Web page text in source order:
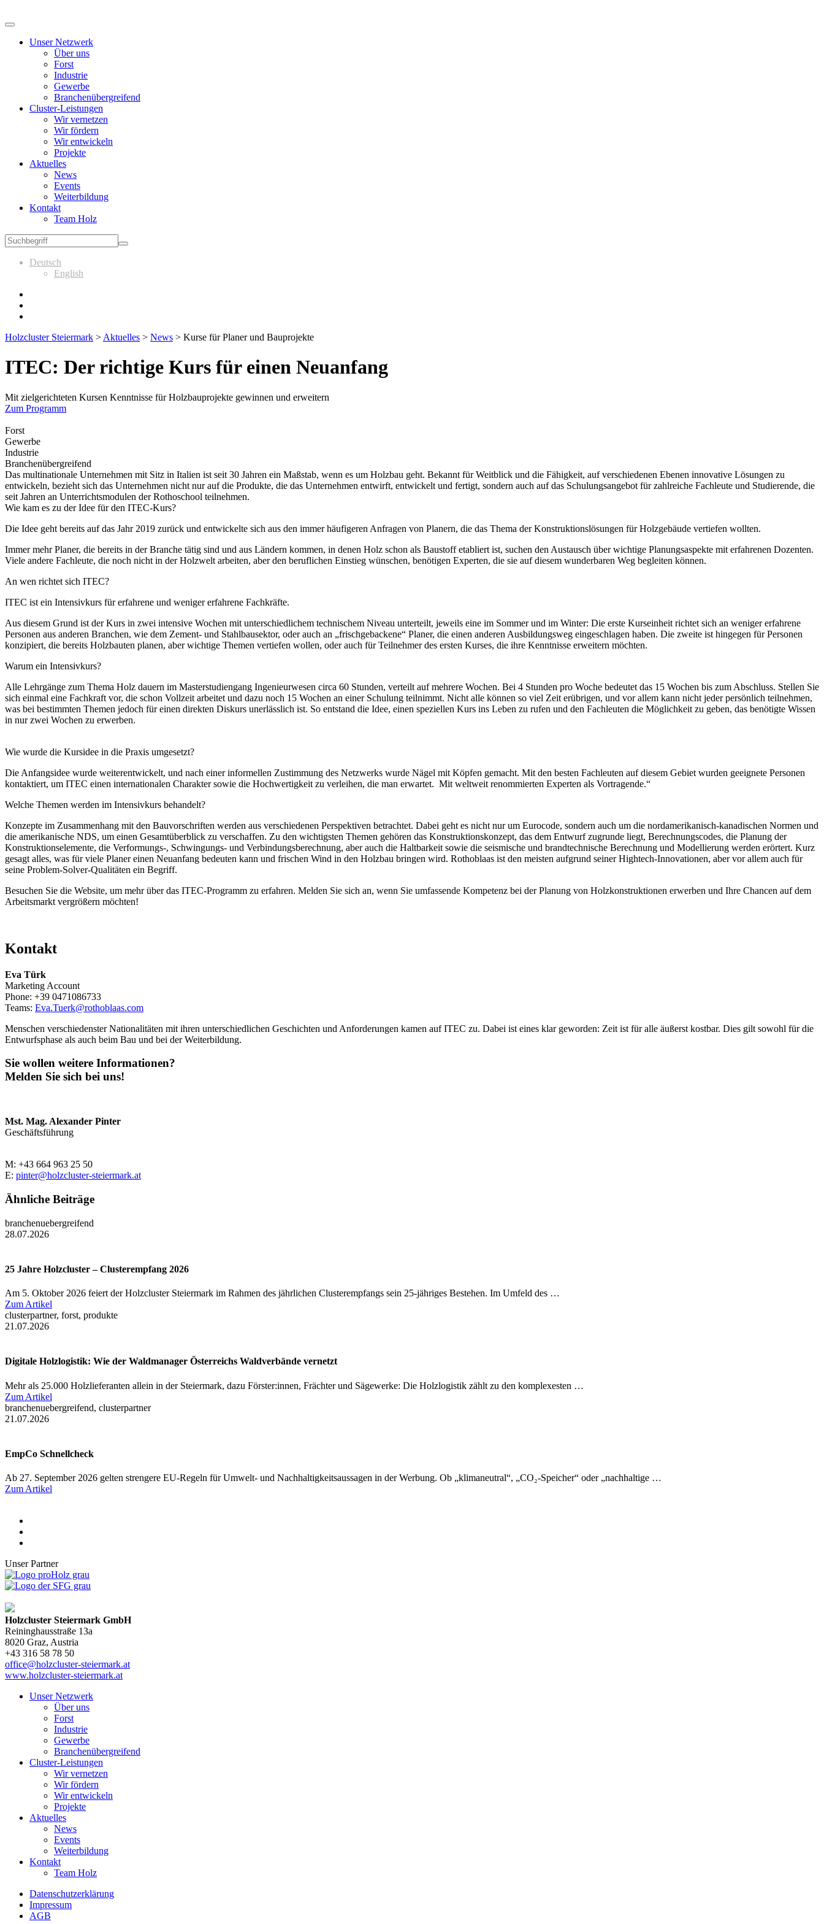
Unser Netzwerk
Über uns
Forst
Industrie
Gewerbe
Branchenübergreifend
Cluster-Leistungen
Wir vernetzen
Wir fördern
Wir entwickeln
Projekte
Aktuelles
News
Events
Weiterbildung
Kontakt
Team Holz
Deutsch
English
Holzcluster Steiermark > Aktuelles > News > Kurse für Planer und Bauprojekte
ITEC: Der richtige Kurs für einen Neuanfang
Mit zielgerichteten Kursen Kenntnisse für Holzbauprojekte gewinnen und erweitern
Zum Programm
Forst
Gewerbe
Industrie
Branchenübergreifend
Das multinationale Unternehmen mit Sitz in Italien ist seit 30 Jahren ein Maßstab, wenn es um Holzbau geht. Bekannt für Weitblick und die Fähigkeit, auf verschiedenen Ebenen innovative Lösungen zu
entwickeln, bezieht sich das Unternehmen nicht nur auf die Produkte, die das Unternehmen entwirft, entwickelt und fertigt, sondern auch auf das Schulungsangebot für zahlreiche Fachleute und Studierende, die
seit Jahren an Unterrichtsmodulen der Rothoschool teilnehmen.
Wie kam es zu der Idee für den ITEC-Kurs?
Die Idee geht bereits auf das Jahr 2019 zurück und entwickelte sich aus den immer häufigeren Anfragen von Planern, die das Thema der Konstruktionslösungen für Holzgebäude vertiefen wollten.
Immer mehr Planer, die bereits in der Branche tätig sind und aus Ländern kommen, in denen Holz schon als Baustoff etabliert ist, suchen den Austausch über wichtige Planungsaspekte mit erfahrenen Dozenten.
Viele andere Fachleute, die noch nicht in der Holzwelt arbeiten, aber den beruflichen Einstieg wünschen, benötigen Experten, die sie auf diesem wunderbaren Weg begleiten können.
An wen richtet sich ITEC?
ITEC ist ein Intensivkurs für erfahrene und weniger erfahrene Fachkräfte.
Aus diesem Grund ist der Kurs in zwei intensive Wochen mit unterschiedlichem technischem Niveau unterteilt, jeweils eine im Sommer und im Winter: Die erste Kurseinheit richtet sich an weniger erfahrene
Personen aus anderen Branchen, wie dem Zement- und Stahlbausektor, oder auch an „frischgebackene“ Planer, die einen anderen Ausbildungsweg eingeschlagen haben. Die zweite ist hingegen für Personen
konzipiert, die bereits Holzbauten planen, aber wichtige Themen vertiefen wollen, oder auch für Teilnehmer des ersten Kurses, die ihre Kenntnisse erweitern möchten.
Warum ein Intensivkurs?
Alle Lehrgänge zum Thema Holz dauern im Masterstudiengang Ingenieurwesen circa 60 Stunden, verteilt auf mehrere Wochen. Bei 4 Stunden pro Woche bedeutet das 15 Wochen bis zum Abschluss. Stellen Sie
sich einmal eine Fachkraft vor, die schon Vollzeit arbeitet und dazu noch 15 Wochen an einer Schulung teilnimmt. Nicht alle können so viel Zeit erübrigen, und vor allem kann nicht jeder persönlich teilnehmen,
was bei bestimmten Themen jedoch für einen direkten Diskurs unerlässlich ist. So entstand die Idee, einen speziellen Kurs ins Leben zu rufen und den Fachleuten die Möglichkeit zu geben, das benötigte Wissen
in nur zwei Wochen zu erwerben.
Wie wurde die Kursidee in die Praxis umgesetzt?
Die Anfangsidee wurde weiterentwickelt, und nach einer informellen Zustimmung des Netzwerks wurde Nägel mit Köpfen gemacht. Mit den besten Fachleuten auf diesem Gebiet wurden geeignete Personen
kontaktiert, um ITEC einen internationalen Charakter sowie die Hochwertigkeit zu verleihen, die man erwartet. Mit weltweit renommierten Experten als Vortragende.“
Welche Themen werden im Intensivkurs behandelt?
Konzepte im Zusammenhang mit den Bauvorschriften werden aus verschiedenen Perspektiven betrachtet. Dabei geht es nicht nur um Eurocode, sondern auch um die nordamerikanisch-kanadischen Normen und
die amerikanische NDS, um einen Gesamtüberblick zu verschaffen. Zu den wichtigsten Themen gehören das Konstruktionskonzept, das dem Entwurf zugrunde liegt, Berechnungscodes, die Planung der
Konstruktionselemente, die Verformungs-, Schwingungs- und Verbindungsberechnung, aber auch die Haltbarkeit sowie die seismische und brandtechnische Berechnung und Modellierung werden erörtert. Kurz
gesagt alles, was für viele Planer einen Neuanfang bedeuten kann und frischen Wind in den Holzbau bringen wird. Rothoblaas ist den meisten aufgrund seiner Hightech-Innovationen, aber vor allem auch für
seine Problem-Solver-Qualitäten ein Begriff.
Besuchen Sie die Website, um mehr über das ITEC-Programm zu erfahren. Melden Sie sich an, wenn Sie umfassende Kompetenz bei der Planung von Holzkonstruktionen erwerben und Ihre Chancen auf dem
Arbeitsmarkt vergrößern möchten!
Kontakt
Eva Türk
Marketing Account
Phone: +39 0471086733
Teams: Eva.Tuerk@rothoblaas.com
Menschen verschiedenster Nationalitäten mit ihren unterschiedlichen Geschichten und Anforderungen kamen auf ITEC zu. Dabei ist eines klar geworden: Zeit ist für alle äußerst kostbar. Dies gilt sowohl für die
Entwurfsphase als auch beim Bau und bei der Weiterbildung.
Sie wollen weitere Informationen?
Melden Sie sich bei uns!
Mst. Mag. Alexander Pinter
Geschäftsführung
M: +43 664 963 25 50
E: pinter@holzcluster-steiermark.at
Ähnliche Beiträge
branchenuebergreifend
28.07.2026
25 Jahre Holzcluster – Clusterempfang 2026
Am 5. Oktober 2026 feiert der Holzcluster Steiermark im Rahmen des jährlichen Clusterempfangs sein 25-jähriges Bestehen. Im Umfeld des …
Zum Artikel
clusterpartner, forst, produkte
21.07.2026
Digitale Holzlogistik: Wie der Waldmanager Österreichs Waldverbände vernetzt
Mehr als 25.000 Holzlieferanten allein in der Steiermark, dazu Förster:innen, Frächter und Sägewerke: Die Holzlogistik zählt zu den komplexesten …
Zum Artikel
branchenuebergreifend, clusterpartner
21.07.2026
EmpCo Schnellcheck
Ab 27. September 2026 gelten strengere EU-Regeln für Umwelt- und Nachhaltigkeitsaussagen in der Werbung. Ob „klimaneutral“, „CO₂-Speicher“ oder „nachhaltige …
Zum Artikel
Unser Partner
Holzcluster Steiermark GmbH
Reininghausstraße 13a
8020 Graz, Austria
+43 316 58 78 50
office@holzcluster-steiermark.at
www.holzcluster-steiermark.at
Unser Netzwerk
Über uns
Forst
Industrie
Gewerbe
Branchenübergreifend
Cluster-Leistungen
Wir vernetzen
Wir fördern
Wir entwickeln
Projekte
Aktuelles
News
Events
Weiterbildung
Kontakt
Team Holz
Datenschutzerklärung
Impressum
AGB